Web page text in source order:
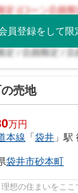
員登録をして限
売地
万円
本線 「袋井 」駅
袋井市砂本町
想の住まいをここ